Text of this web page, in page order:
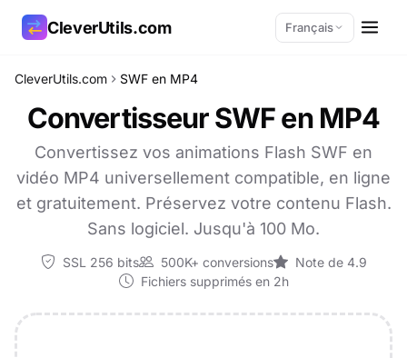
CleverUtils.com Français
CleverUtils.com SWF en MP4
Convertisseur SWF en MP4
Convertissez vos animations Flash SWF en
vidéo MP4 universellement compatible, en ligne
et gratuitement. Préservez votre contenu Flash.
Sans logiciel. Jusqu'à 100 Mo.
SSL 256 bits 500K+ conversions
Note de 4.9
Fichiers supprimés en 2h
Copier le lien